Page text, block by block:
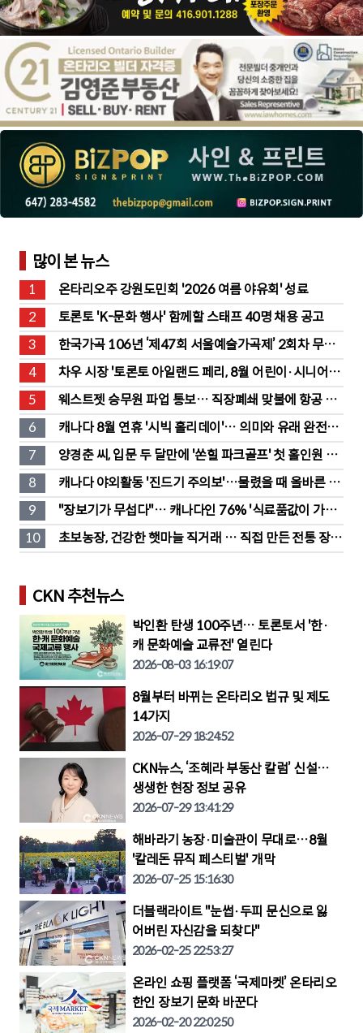
많이 본 뉴스
1
온타리오주 강원도민회 '2026 여름 야유회' 성료
2
토론토 'K-문화 행사' 함께할 스태프 40명 채용 공고
3
한국가곡 106년 ‘제47회 서울예술가곡제’ 2회차 무대
성황
4
차우 시장 '토론토 아일랜드 페리, 8월 어린이·시니어 무
료' 발표
5
웨스트젯 승무원 파업 통보… 직장폐쇄 맞불에 항공 대
란
6
캐나다 8월 연휴 '시빅 홀리데이'… 의미와 유래 완전정
리
7
양경춘 씨, 입문 두 달만에 '쏜힐 파크골프' 첫 홀인원 주
인공
8
캐나다 야외활동 '진드기 주의보'…물렸을 때 올바른 대
처법은?
9
"장보기가 무섭다"… 캐나다인 76% '식료품값이 가장
부담'
10
초보농장, 건강한 햇마늘 직거래 … 직접 만든 전통 장류
도 판매
CKN 추천뉴스
박인환 탄생 100주년… 토론토서 '한·
캐 문화예술 교류전' 열린다
2026-08-03 16:19:07
8월부터 바뀌는 온타리오 법규 및 제도
14가지
2026-07-29 18:24:52
CKN뉴스, ‘조혜라 부동산 칼럼’ 신설…
생생한 현장 정보 공유
2026-07-29 13:41:29
해바라기 농장·미술관이 무대로…8월
'칼레돈 뮤직 페스티벌' 개막
2026-07-25 15:16:30
더블랙라이트 "눈썹·두피 문신으로 잃
어버린 자신감을 되찾다"
2026-02-25 22:53:27
온라인 쇼핑 플랫폼 ‘국제마켓’ 온타리오
한인 장보기 문화 바꾼다
2026-02-20 22:02:50